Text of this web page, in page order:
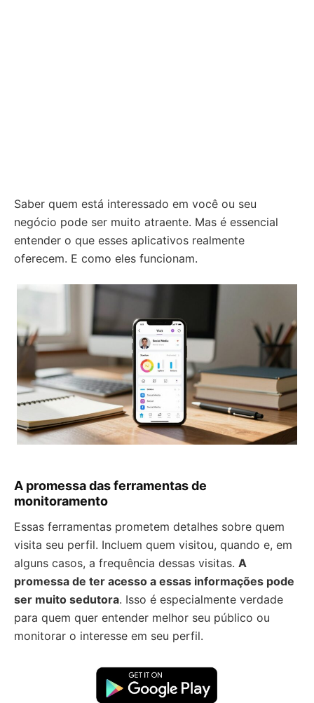
Saber quem está interessado em você ou seu
negócio pode ser muito atraente. Mas é essencial
entender o que esses aplicativos realmente
oferecem. E como eles funcionam.
A promessa das ferramentas de
monitoramento
Essas ferramentas prometem detalhes sobre quem
visita seu perfil. Incluem quem visitou, quando e, em
alguns casos, a frequência dessas visitas. A
promessa de ter acesso a essas informações pode
ser muito sedutora. Isso é especialmente verdade
para quem quer entender melhor seu público ou
monitorar o interesse em seu perfil.